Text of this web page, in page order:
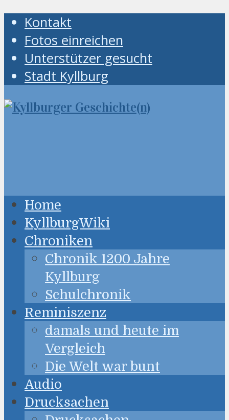
Kontakt
Fotos einreichen
Unterstützer gesucht
Stadt Kyllburg
Home
KyllburgWiki
Chroniken
Chronik 1200 Jahre
Kyllburg
Schulchronik
Reminiszenz
damals und heute im
Vergleich
Die Welt war bunt
Audio
Drucksachen